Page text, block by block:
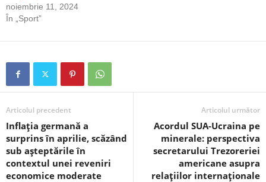
noiembrie 11, 2024
În „Sport”
Articolul precedent
Inflația germană a
surprins în aprilie, scăzând
sub așteptările în
contextul unei reveniri
economice moderate
Articolul următor
Acordul SUA-Ucraina pe
minerale: perspectiva
secretarului Trezoreriei
americane asupra
relațiilor internaționale